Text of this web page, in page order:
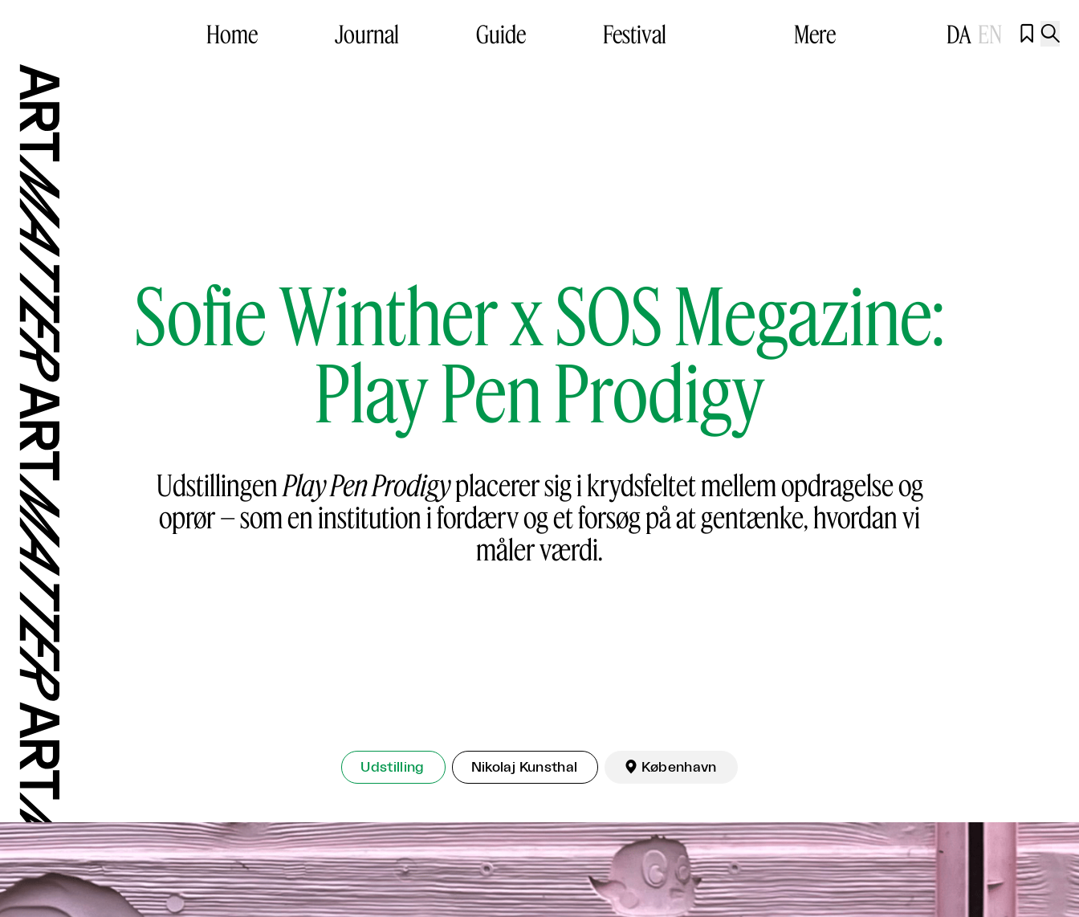
Home Journal Guide Festival Mere DA EN  
Sofie Winther x SOS Megazine:
Play Pen Prodigy
Udstillingen Play Pen Prodigyplacerer sig i krydsfeltet mellem opdragelse og
oprør – som en institution i fordærv og et forsøg på at gentænke, hvordan vi
måler værdi.
Udstilling Nikolaj Kunsthal  København